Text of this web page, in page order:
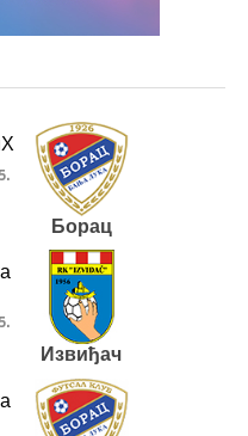
Борац
Извиђач